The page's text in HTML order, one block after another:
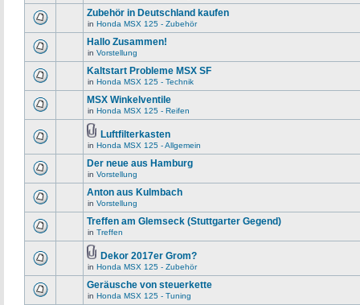
Zubehör in Deutschland kaufen
in Honda MSX 125 - Zubehör
Hallo Zusammen!
in Vorstellung
Kaltstart Probleme MSX SF
in Honda MSX 125 - Technik
MSX Winkelventile
in Honda MSX 125 - Reifen
Luftfilterkasten
in Honda MSX 125 - Allgemein
Der neue aus Hamburg
in Vorstellung
Anton aus Kulmbach
in Vorstellung
Treffen am Glemseck (Stuttgarter Gegend)
in Treffen
Dekor 2017er Grom?
in Honda MSX 125 - Zubehör
Geräusche von steuerkette
in Honda MSX 125 - Tuning